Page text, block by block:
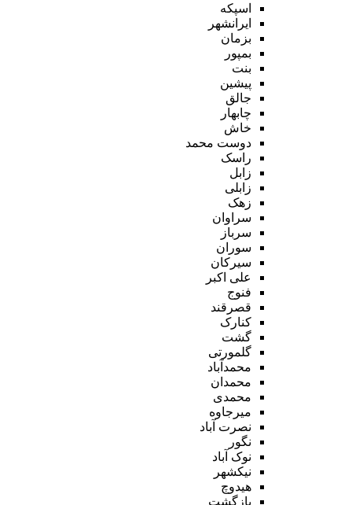
اسپکه
ایرانشهر
بزمان
بمپور
بنت
پیشین
جالق
چابهار
خاش
دوست محمد
راسک
زابل
زابلی
زهک
سراوان
سرباز
سوران
سیرکان
علی اکبر
فنوج
قصرقند
کنارک
گشت
گلمورتی
محمدآباد
محمدان
محمدی
میرجاوه
نصرت آباد
نگور
نوک آباد
نیکشهر
هیدوچ
بازگشت